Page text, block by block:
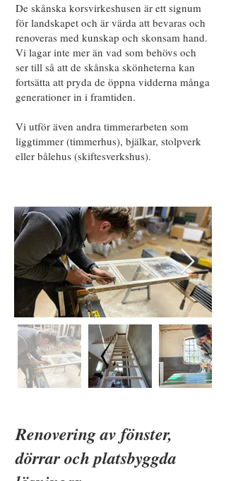
De skånska korsvirkeshusen är ett signum
för landskapet och är värda att bevaras och
renoveras med kunskap och skonsam hand.
Vi lagar inte mer än vad som behövs och
ser till så att de skånska skönheterna kan
fortsätta att pryda de öppna vidderna många
generationer in i framtiden.
Vi utför även andra timmerarbeten som
liggtimmer (timmerhus), bjälkar, stolpverk
eller bålehus (skiftesverkshus).
Renovering av fönster,
dörrar och platsbyggda